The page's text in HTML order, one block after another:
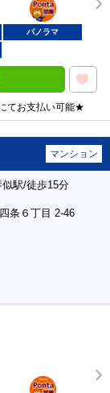
部屋
パノラマ
てお支払い可能★
マンション
駅/徒歩15分
条６丁目 2-46
ポンタ
部屋